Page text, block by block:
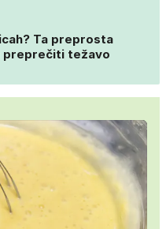
Ta preprosta
preprečiti težavo